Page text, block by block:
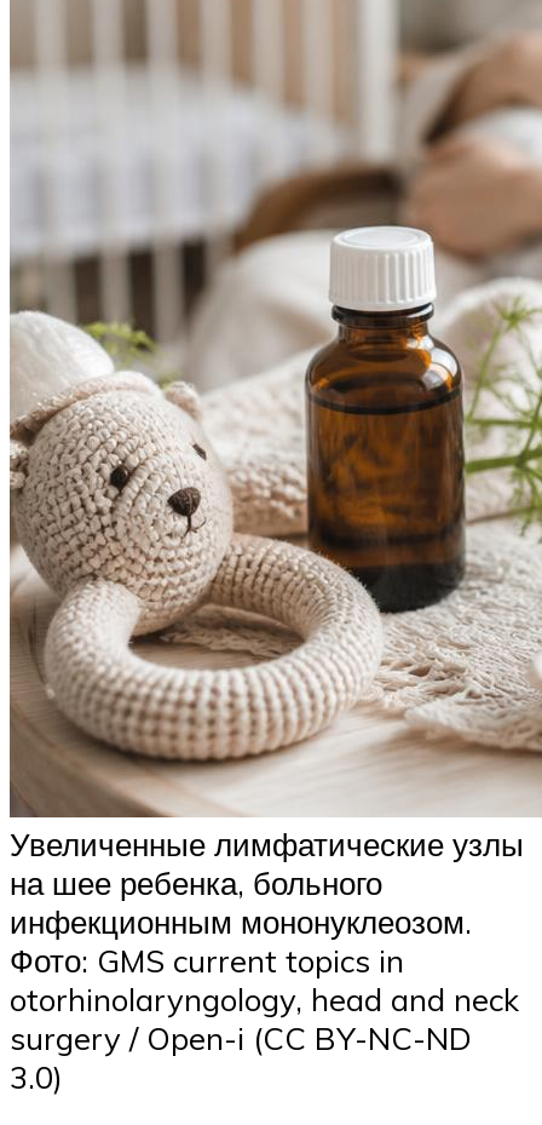
Увеличенные лимфатические узлы
на шее ребенка, больного
инфекционным мононуклеозом.
Фото: GMS current topics in
otorhinolaryngology, head and neck
surgery / Open-i (CC BY-NC-ND
3.0)